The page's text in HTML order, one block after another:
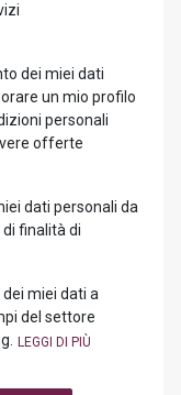
dei miei dati
un mio profilo
personali
offerte
dati personali da
finalità di
dei miei dati a
del settore